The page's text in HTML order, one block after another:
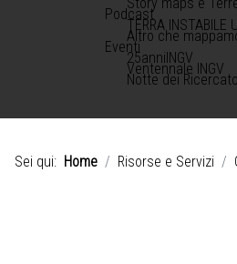
Podcast
TERRA
Altro che
Eventi
25anniINGV
Ventennale INGV
Notte dei
Sei qui: Home Risorse e Servizi